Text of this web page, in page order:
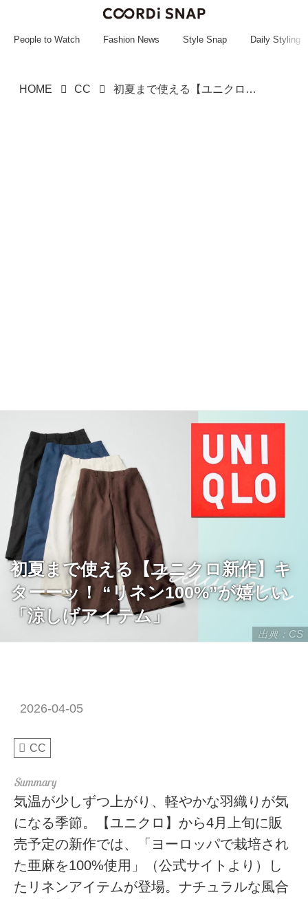
~~~~~~~~~~~
People to Watch Fashion News Style Snap Daily Styling
HOME CC 初夏まで使える【ユニクロ新作】キターーッ！ “リネン100%”が嬉しい「涼しげアイテム」
出典：CS
初夏まで使える【ユニクロ新作】キ
ターーッ！ “リネン100%”が嬉しい
「涼しげアイテム」
2026-04-05
CC
気温が少しずつ上がり、軽やかな羽織りが気
になる季節。【ユニクロ】から4月上旬に販
売予定の新作では、「ヨーロッパで栽培され
た亜麻を100%使用」（公式サイトより）し
たリネンアイテムが登場。ナチュラルな風合